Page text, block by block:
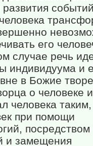
его
случае речь
индивидуума и
в Божие
о человеке
человека
при помощи
посредством
и замещения